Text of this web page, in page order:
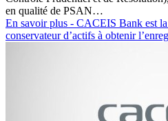
en qualité de PSAN…
En savoir plus - CACEIS Bank est
conservateur d’actifs à obtenir